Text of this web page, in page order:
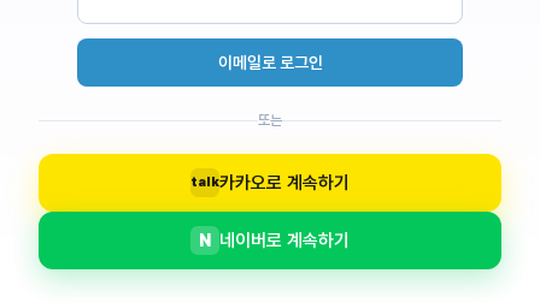
이메일로 로그인
또는
talk카카오로 계속하기
N 네이버로 계속하기